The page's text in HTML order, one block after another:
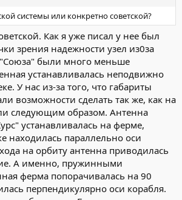
системы или конкретно советской?
Как я уже писал у нее был
зрения надежности узел из0за
"Союза" были много меньше
устанавливалась неподвижно
У нас из-за того, что габариты
возможности сделать так же, как на
следующим образом. Антенна
устанавливалась на ферме,
находилась параллельно оси
на орбиту антенна приводилась
А именно, пружинными
ферма попорачивалась на 90
перпендикулярно оси корабля.